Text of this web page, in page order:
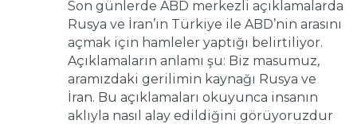
Son günlerde ABD merkezli açıklamalarda
Rusya ve İran’ın Türkiye ile ABD’nin arasını
açmak için hamleler yaptığı belirtiliyor.
Açıklamaların anlamı şu: Biz masumuz,
aramızdaki gerilimin kaynağı Rusya ve
İran. Bu açıklamaları okuyunca insanın
aklıyla nasıl alay edildiğini görüyoruzdur